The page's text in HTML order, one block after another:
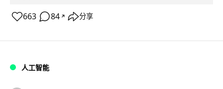
663 84 ↗ 分享
人工智能